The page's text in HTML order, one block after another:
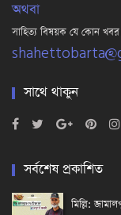
অথবা
সাহিত্য বিষয়ক যে কোন
সাথে থাকুন
সর্বশেষ প্রকাশিত
মিল্লি: